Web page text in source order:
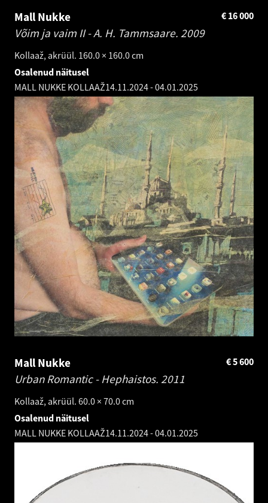
Mall Nukke
Võim ja vaim II - A. H. Tammsaare. 2009
Kollaaž, akrüül. 160.0 × 160.0 cm
16 000
€
Osalenud näitusel
MALL NUKKE KOLLAAŽ14.11.2024-04.01.2025
Mall Nukke
Urban Romantic - Hephaistos. 2011
Kollaaž, akrüül. 60.0 × 70.0 cm
5 600
€
Osalenud näitusel
MALL NUKKE KOLLAAŽ14.11.2024-04.01.2025